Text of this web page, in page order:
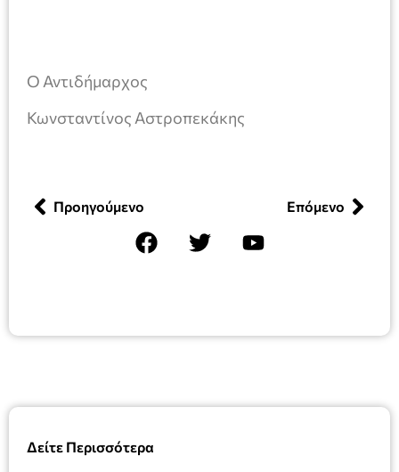
Δείτε Περισσότερα
Ο Αντιδήμαρχος
Κωνσταντίνος Αστροπεκάκης
Προηγούμενο Επόμενο